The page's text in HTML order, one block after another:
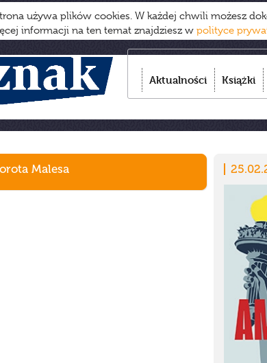
używa plików cookies. W każdej chwili możesz
informacji na ten temat znajdziesz w polityce
Aktualności Książki
Malesa